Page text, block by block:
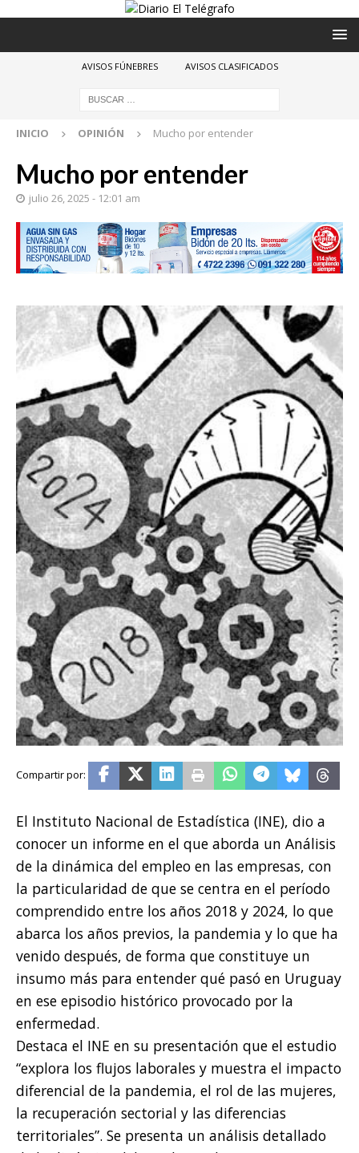
AVISOS FÚNEBRES AVISOS CLASIFICADOS
INICIO OPINIÓN Mucho por entender
Mucho por entender
julio 26, 2025 - 12:01 am
El Instituto Nacional de Estadística (INE), dio a
conocer un informe en el que aborda un Análisis
de la dinámica del empleo en las empresas, con
la particularidad de que se centra en el período
comprendido entre los años 2018 y 2024, lo que
abarca los años previos, la pandemia y lo que ha
venido después, de forma que constituye un
insumo más para entender qué pasó en Uruguay
en ese episodio histórico provocado por la
enfermedad.
Destaca el INE en su presentación que el estudio
“explora los flujos laborales y muestra el impacto
diferencial de la pandemia, el rol de las mujeres,
la recuperación sectorial y las diferencias
territoriales”. Se presenta un análisis detallado